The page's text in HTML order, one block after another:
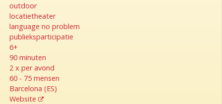
outdoor
locatietheater
language no problem
publieksparticipatie
6+
90 minuten
2 x per avond
60 - 75 mensen
Barcelona (ES)
Website